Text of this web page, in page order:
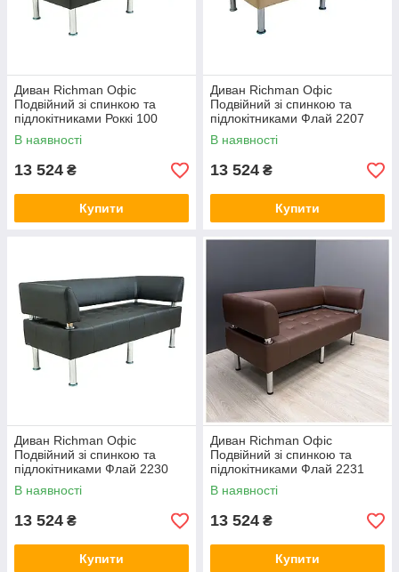
Диван Richman Офіс
Подвійний зі спинкою та
підлокітниками Роккі 100
В наявності
13 524 ₴
Купити
Диван Richman Офіс
Подвійний зі спинкою та
підлокітниками Флай 2207
В наявності
13 524 ₴
Купити
Диван Richman Офіс
Подвійний зі спинкою та
підлокітниками Флай 2230
В наявності
13 524 ₴
Купити
Диван Richman Офіс
Подвійний зі спинкою та
підлокітниками Флай 2231
В наявності
13 524 ₴
Купити